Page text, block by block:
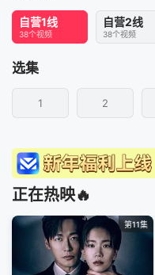
自营1线
38个视频
自营2线
38个视频
选集
1 2
正在热映🔥
第11集